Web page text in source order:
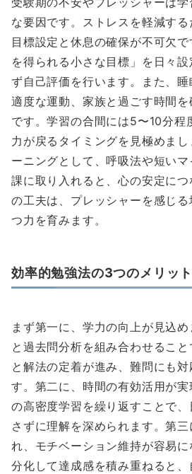
な要因です。ストレスを軽減す
目標設定と休息の確保が不可欠
を得られる小さな目標」を日々
ず自己評価を行います。また、睡
適度な運動、家族と過ごす時間
です。学習の合間には5〜10分程
力が戻るタイミングを見極めま
ーニングとして、呼吸法や短い
課に取り入れると、心の安定に
の工夫は、プレッシャーを感じ
つ力を育みます。
効率的勉強法の3つのメリット
まず第一に、学力の向上が見込
と過去問分析を組み合わせるこ
と解法の定着が進み、難問にも
す。第二に、時間の有効活用が
の高密度学習を繰り返すことで
さずに理解を深められます。第
れ、モチベーション維持が容易
分化して達成感を積み重ねると